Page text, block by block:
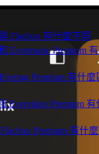
Flacbox 有什麼不同
Evermusic Premium
Premium 有什
Evervideo Premium
Premium 有什